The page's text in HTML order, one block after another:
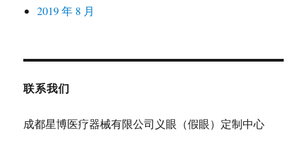
2019 年 8 月
联系我们
成都星博医疗器械有限公司义眼（假眼）定制中心